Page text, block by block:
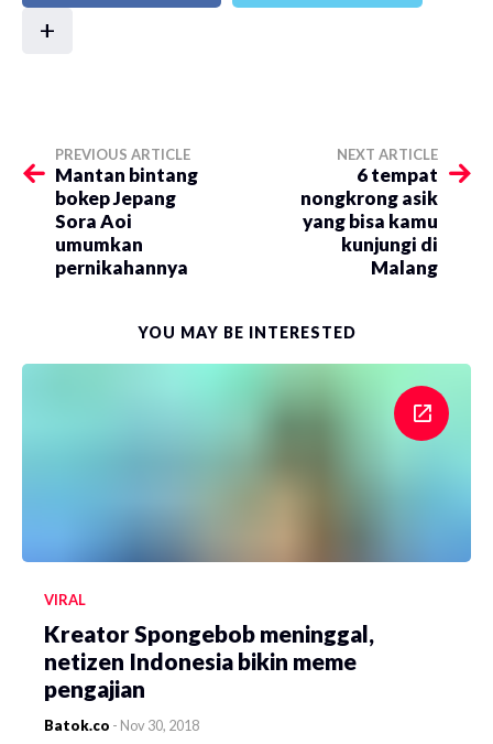
+
PREVIOUS ARTICLE
Mantan bintang
bokep Jepang
Sora Aoi
umumkan
pernikahannya
NEXT ARTICLE
6 tempat
nongkrong asik
yang bisa kamu
kunjungi di
Malang
YOU MAY BE INTERESTED
VIRAL
Kreator Spongebob meninggal,
netizen Indonesia bikin meme
pengajian
Batok.co - Nov 30, 2018